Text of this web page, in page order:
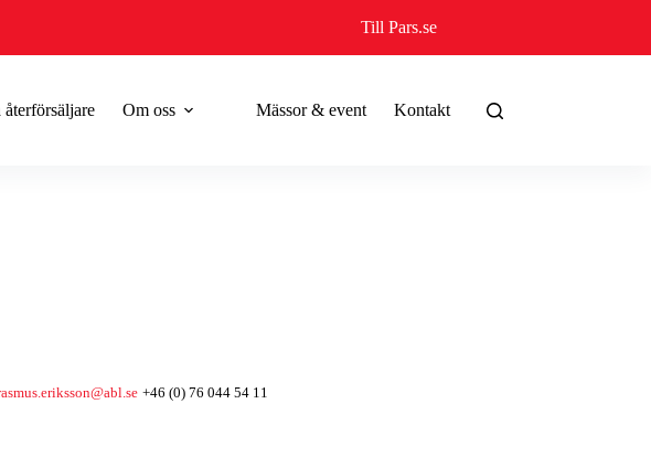
Till Pars.se
Om oss Mässor & event Kontakt
+46 (0) 76 044 54 11